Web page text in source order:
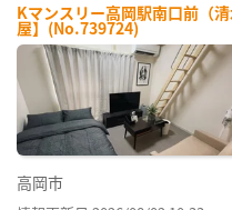
Kマンスリー高岡駅南口前（
屋】(No.739724)
高岡市